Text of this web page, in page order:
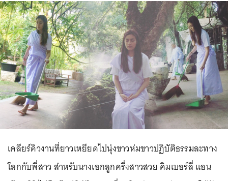
เคลียร์คิวงานที่ยาวเหยียดไปนุ่งขาวห่มขาวปฏิบัติธรรมละทาง
โลกกับพี่สาว สำหรับนางเอกลูกครึ่งสาวสวย คิมเบอร์ลี่ แอน